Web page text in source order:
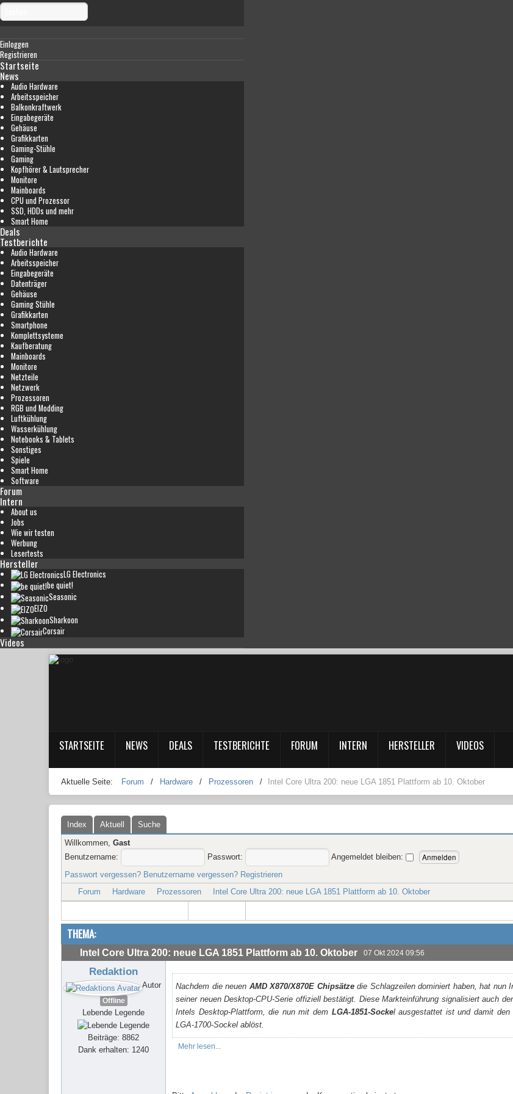
Einloggen
Registrieren
Startseite
News
Audio Hardware
Arbeitsspeicher
Balkonkraftwerk
Eingabegeräte
Gehäuse
Grafikkarten
Gaming-Stühle
Gaming
Kopfhörer & Lautsprecher
Monitore
Mainboards
CPU und Prozessor
SSD, HDDs und mehr
Smart Home
Deals
Testberichte
Audio Hardware
Arbeitsspeicher
Eingabegeräte
Datenträger
Gehäuse
Gaming Stühle
Grafikkarten
Smartphone
Komplettsysteme
Kaufberatung
Mainboards
Monitore
Netzteile
Netzwerk
Prozessoren
RGB und Modding
Luftkühlung
Wasserkühlung
Notebooks & Tablets
Sonstiges
Spiele
Smart Home
Software
Forum
Intern
About us
Jobs
Wie wir testen
Werbung
Lesertests
Hersteller
LG Electronics
be quiet!
Seasonic
EIZO
Sharkoon
Corsair
Videos
STARTSEITE NEWS DEALS TESTBERICHTE FORUM INTERN HERSTELLER VIDEOS
Aktuelle Seite: Forum / Hardware / Prozessoren / Intel Core Ultra 200: neue LGA 1851 Plattform ab 10. Oktober
Index Aktuell
Suche
Willkommen, Gast
Benutzername:
Passwort:
Angemeldet bleiben:
Passwort vergessen? Benutzername vergessen? Registrieren
Forum
Hardware Prozessoren Intel Core Ultra 200: neue LGA 1851 Plattform ab 10. Oktober
THEMA:
Intel Core Ultra 200: neue LGA 1851 Plattform ab 10. Oktober 07 Okt 2024 09:56
Redaktion
Autor
Offline
Lebende Legende
Beiträge: 8862
Dank erhalten: 1240
Nachdem die neuen AMD X870/X870E Chipsätzedie Schlagzeilen dominiert haben, hat nun
seiner neuen Desktop-CPU-Serie offiziell bestätigt. Diese Markteinführung signalisiert auch
Intels Desktop-Plattform, die nun mit dem LGA-1851-Sockel ausgestattet ist und damit den
LGA-1700-Sockel ablöst.
Mehr lesen...